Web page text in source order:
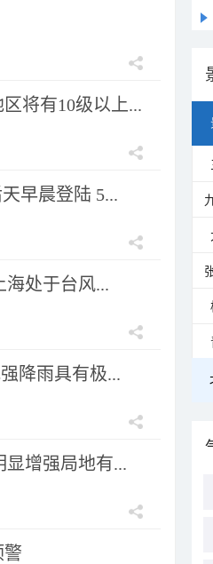
将有10级以上...
早晨登陆 5...
海处于台风...
降雨具有极...
显增强局地有...
警